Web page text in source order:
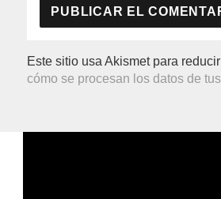
Este sitio usa Akismet para
cómo se procesan los datos de